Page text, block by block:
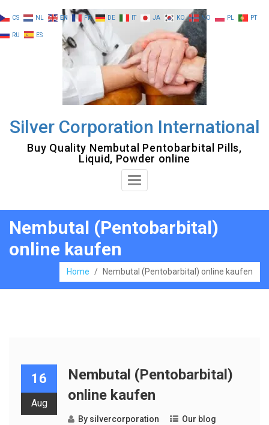
to
content
Silver Corporation International
Buy Quality Nembutal Pentobarbital Pills,
Liquid, Powder online
Toggle
Nembutal (Pentobarbital)
online kaufen
Home / Nembutal (Pentobarbital) online kaufen
16
Aug
Nembutal (Pentobarbital)
online kaufen
By silvercorporation
Our blog
CS NL EN FR DE IT JA KO NO PL PT
RU ES